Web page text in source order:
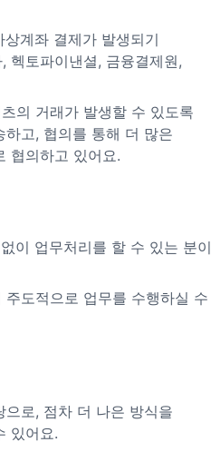
계좌 결제가 발생되기
헥토파이낸셜, 금융결제원,
의 거래가 발생할 수 있도록
고, 협의를 통해 더 많은
협의하고 있어요.
이 업무처리를 할 수 있는 분이
도적으로 업무를 수행하실 수
로, 점차 더 나은 방식을
있어요.